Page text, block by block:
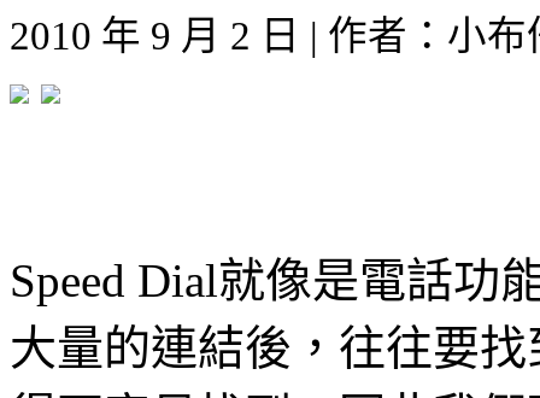
2010 年 9 月 2 日 | 作者：小
Speed Dial就像是電話功
大量的連結後，往往要